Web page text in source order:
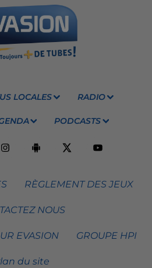
LOCALES RADIO
PODCASTS
RÈGLEMENT DES JEUX
NOUS
EVASION GROUPE HPI
du site